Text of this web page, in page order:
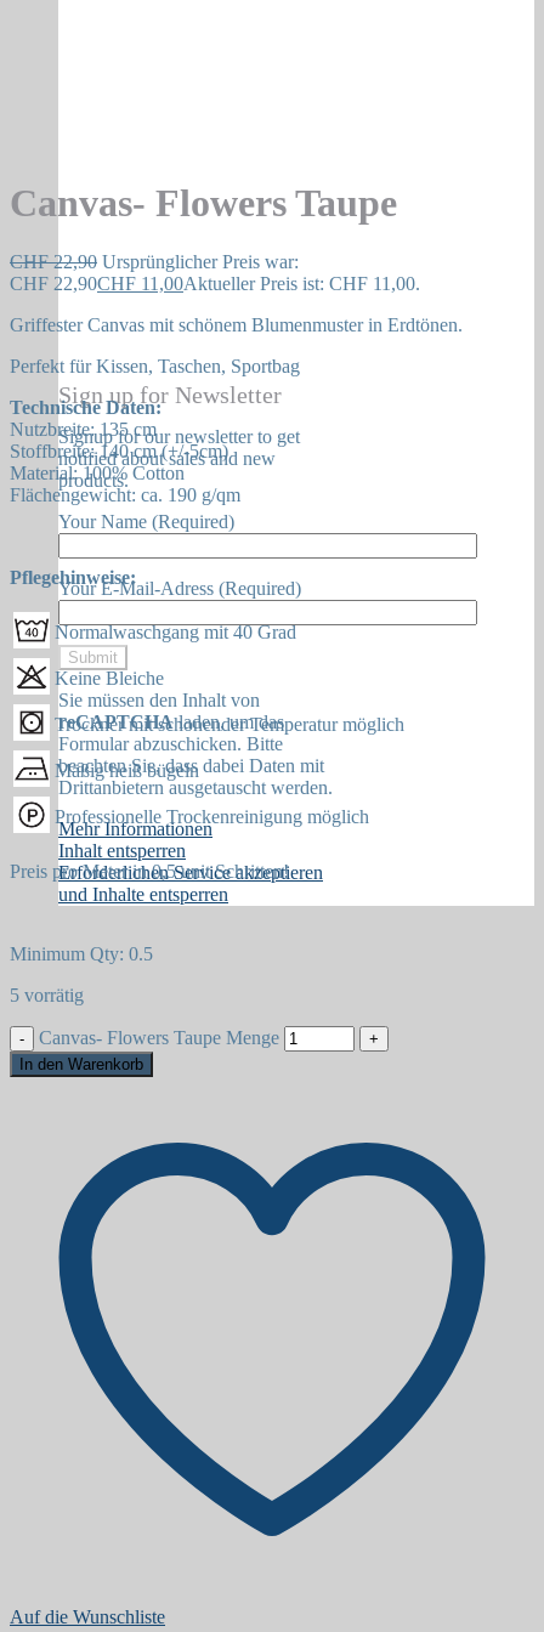
Sign up for Newsletter
Signup for our newsletter to get
notified about sales and new
products.
Your Name (Required)
Your E-Mail-Adress (Required)
Sie müssen den Inhalt von
reCAPTCHAladen, um das
Formular abzuschicken. Bitte
beachten Sie, dass dabei Daten mit
Drittanbietern ausgetauscht werden.
Mehr Informationen
Inhalt entsperren
Erforderlichen Service akzeptieren
und Inhalte entsperren
Canvas- Flowers Taupe
CHF22,90 Ursprünglicher Preis war:
CHF 22,90CHF 11,00Aktueller Preis ist: CHF 11,00.
Griffester Canvas mit schönem Blumenmuster in Erdtönen.
Perfekt für Kissen, Taschen, Sportbag
Technische Daten:
Nutzbreite: 135 cm
Stoffbreite: 140 cm (+/-5cm)
Material: 100% Cotton
Flächengewicht: ca. 190 g/qm
Pflegehinweise:
Normalwaschgang mit 40 Grad
Keine Bleiche
Trockner mit schonender Temperatur möglich
Mäßig heiß bügeln
Professionelle Trockenreinigung möglich
Preis pro Meter in 0,5 unit Schritten!
Minimum Qty: 0.5
5 vorrätig
Canvas- Flowers Taupe Menge
In den Warenkorb
Auf die Wunschliste